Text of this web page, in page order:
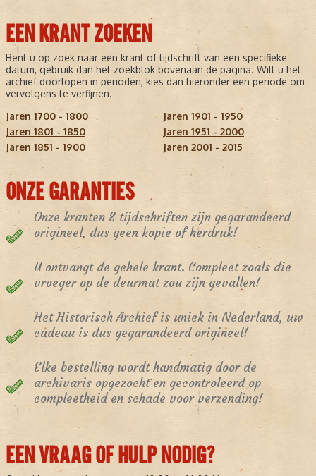
EEN KRANT ZOEKEN
Bent u op zoek naar een krant of tijdschrift van een specifieke
datum, gebruik dan het zoekblok bovenaan de pagina. Wilt u het
archief doorlopen in perioden, kies dan hieronder een periode om
vervolgens te verfijnen.
Jaren 1700 - 1800
Jaren 1801 - 1850
Jaren 1851 - 1900
Jaren 1901 - 1950
Jaren 1951 - 2000
Jaren 2001 - 2015
ONZE GARANTIES
Onze kranten & tijdschriften zijn gegarandeerd
origineel, dus geen kopie of herdruk!
U ontvangt de gehele krant. Compleet zoals die
vroeger op de deurmat zou zijn gevallen!
Het Historisch Archief is uniek in Nederland, uw
cadeau is dus gegarandeerd origineel!
Elke bestelling wordt handmatig door de
archivaris opgezocht en gecontroleerd op
compleetheid en schade voor verzending!
EEN VRAAG OF HULP NODIG?